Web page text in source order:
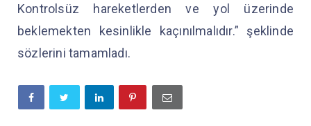
Kontrolsüz hareketlerden ve yol üzerinde
beklemekten kesinlikle kaçınılmalıdır.” şeklinde
sözlerini tamamladı.